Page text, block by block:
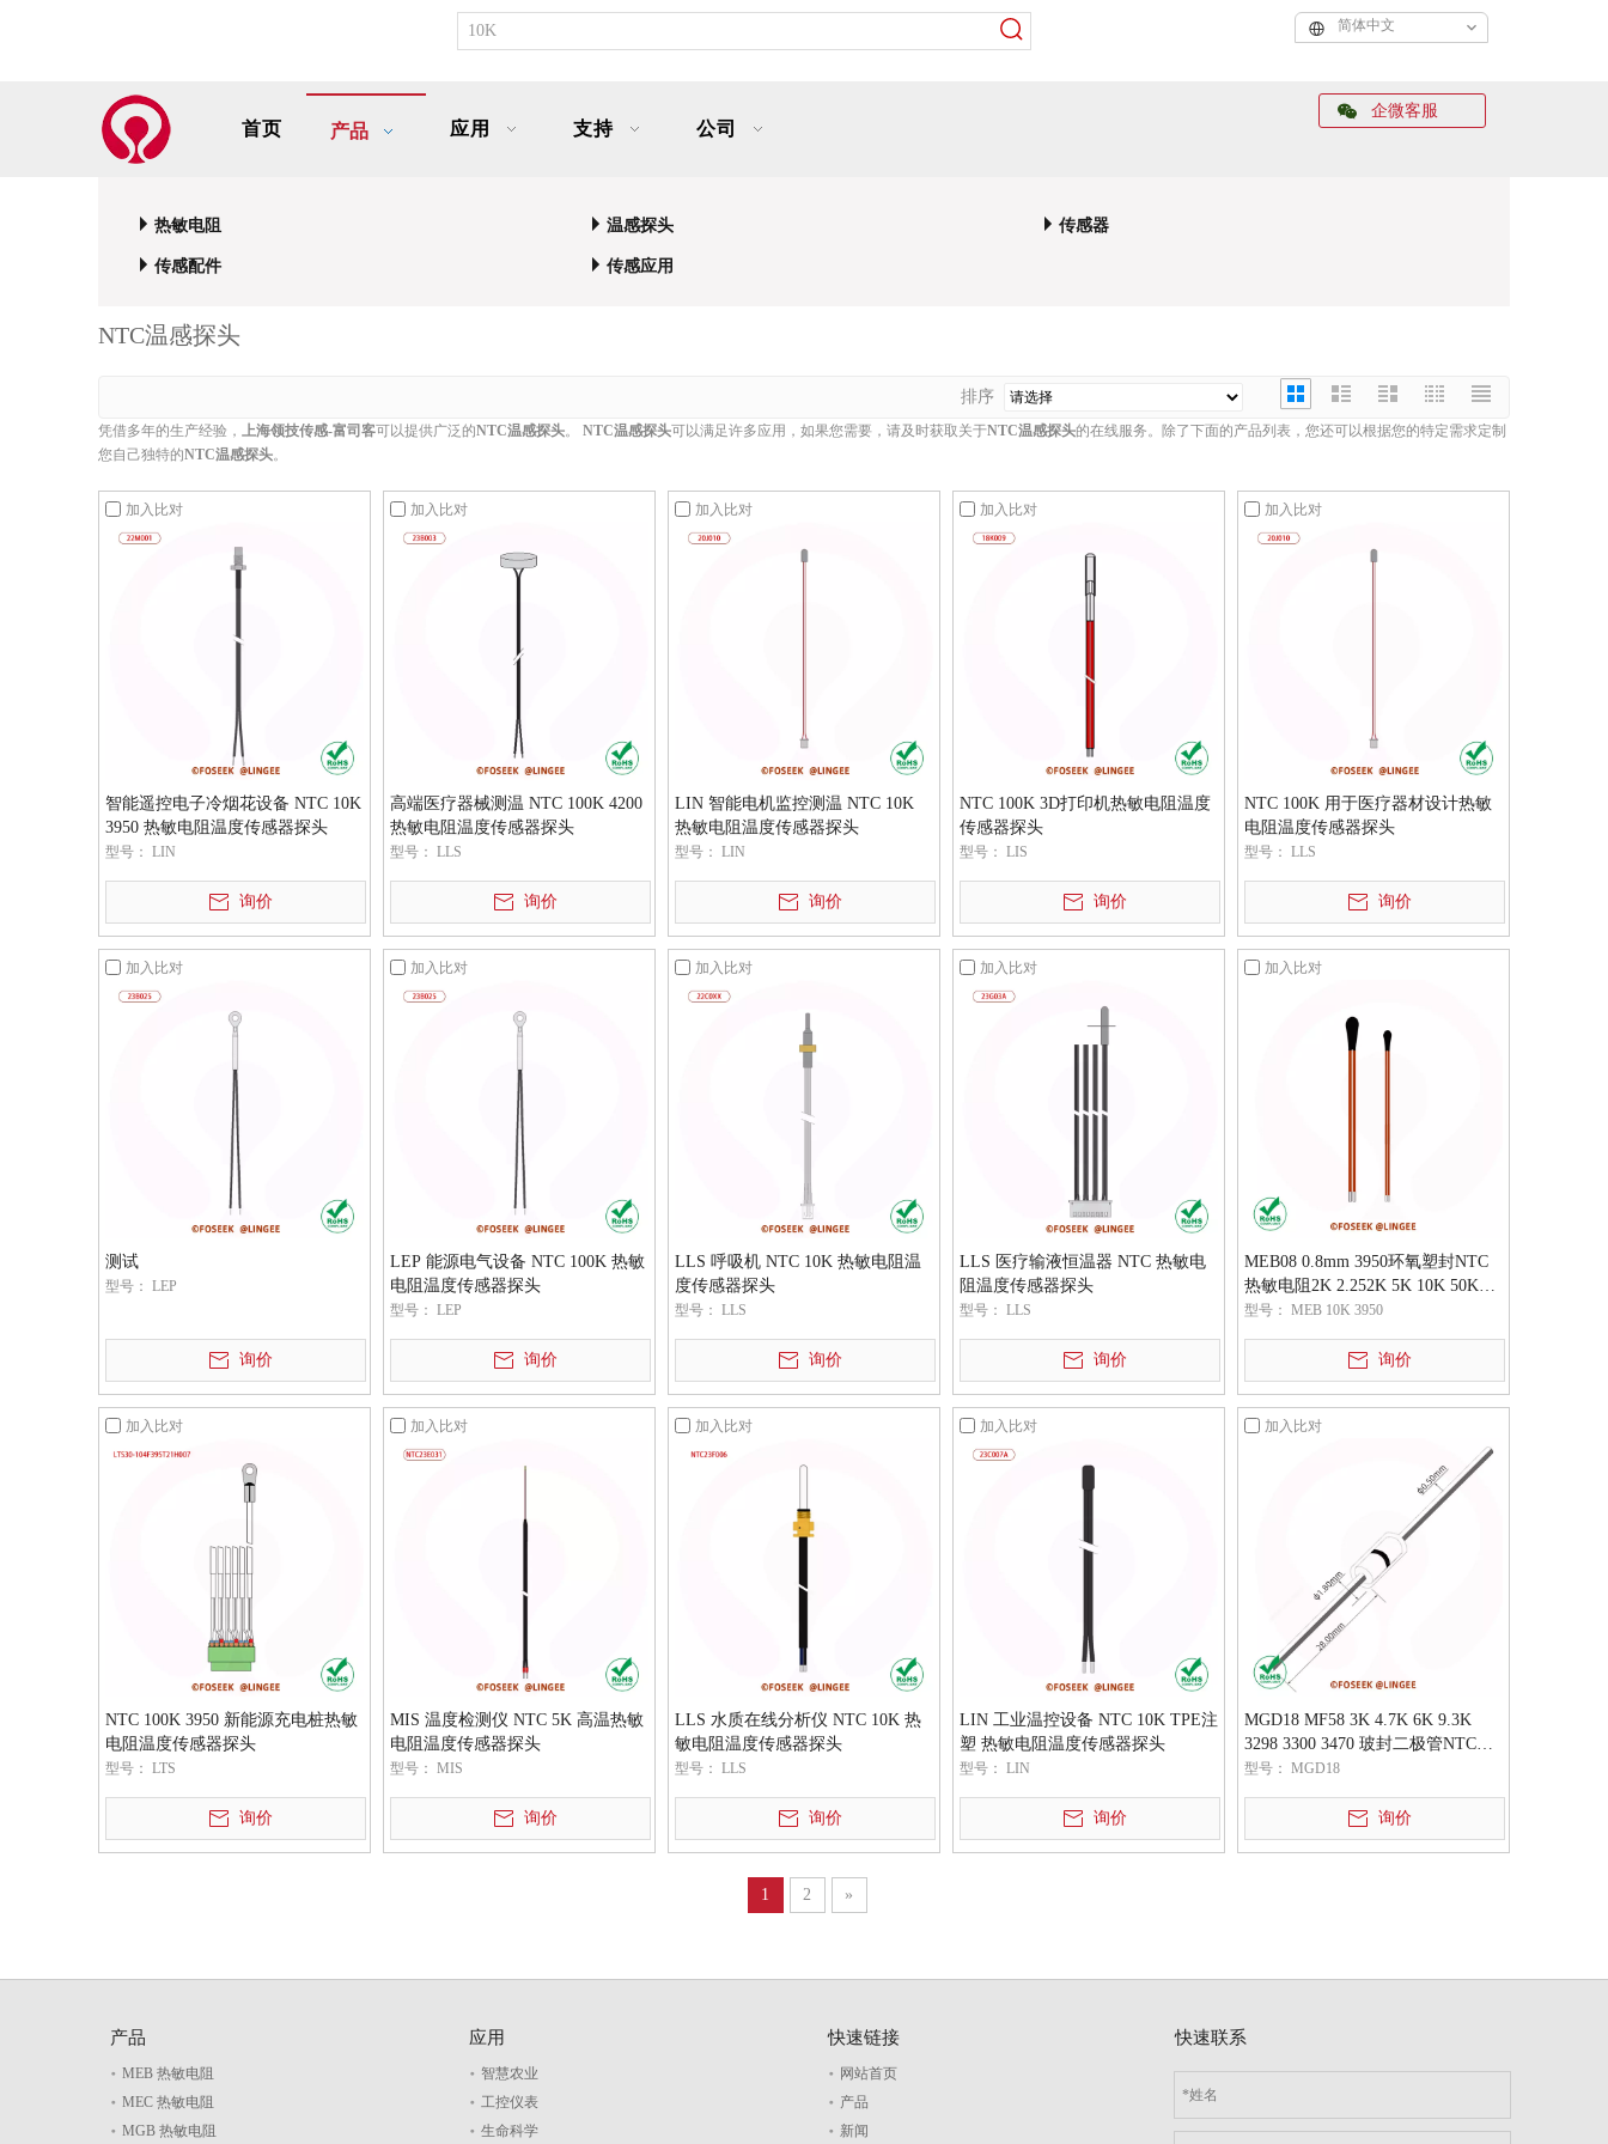
简体中文
首页 产品 应用 支持 公司
企微客服
热敏电阻 温感探头 传感器
传感配件 传感应用
NTC温感探头
排序
凭借多年的生产经验， 上海领技传感-富司客可以提供广泛的NTC温感探头。 NTC温感探头可以满足许多应用，如果您需要，请及时获取关于NTC温感探头的在线服务。除了下面的产品列表，您还可以根据您的特定需求定制
您自己独特的NTC温感探头。
加入比对
智能遥控电子冷烟花设备 NTC 10K
3950 热敏电阻温度传感器探头
型号： LIN
询价
加入比对
高端医疗器械测温 NTC 100K 4200
热敏电阻温度传感器探头
型号： LLS
询价
加入比对
LIN 智能电机监控测温 NTC 10K
热敏电阻温度传感器探头
型号： LIN
询价
加入比对
NTC 100K 3D打印机热敏电阻温度
传感器探头
型号： LIS
询价
加入比对
NTC 100K 用于医疗器材设计热敏
电阻温度传感器探头
型号： LLS
询价
加入比对
测试
型号： LEP
询价
加入比对
LEP 能源电气设备 NTC 100K 热敏
电阻温度传感器探头
型号： LEP
询价
加入比对
LLS 呼吸机 NTC 10K 热敏电阻温
度传感器探头
型号： LLS
询价
加入比对
LLS 医疗输液恒温器 NTC 热敏电
阻温度传感器探头
型号： LLS
询价
加入比对
MEB08 0.8mm 3950环氧塑封NTC
热敏电阻2K 2.252K 5K 10K 50K
100K
型号： MEB 10K 3950
询价
加入比对
NTC 100K 3950 新能源充电桩热敏
电阻温度传感器探头
型号： LTS
询价
加入比对
MIS 温度检测仪 NTC 5K 高温热敏
电阻温度传感器探头
型号： MIS
询价
加入比对
LLS 水质在线分析仪 NTC 10K 热
敏电阻温度传感器探头
型号： LLS
询价
加入比对
LIN 工业温控设备 NTC 10K TPE注
塑 热敏电阻温度传感器探头
型号： LIN
询价
加入比对
MGD18 MF58 3K 4.7K 6K 9.3K
3298 3300 3470 玻封二极管NTC热
敏电阻温度传感器元件
型号： MGD18
询价
1 2 »
产品
MEB 热敏电阻
MEC 热敏电阻
MGB 热敏电阻
应用
智慧农业
工控仪表
生命科学
快速链接
网站首页
产品
新闻
快速联系